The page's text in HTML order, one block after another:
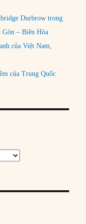
Durbrow trong
Gòn – Biên Hòa
của Việt Nam,
của Trung Quốc